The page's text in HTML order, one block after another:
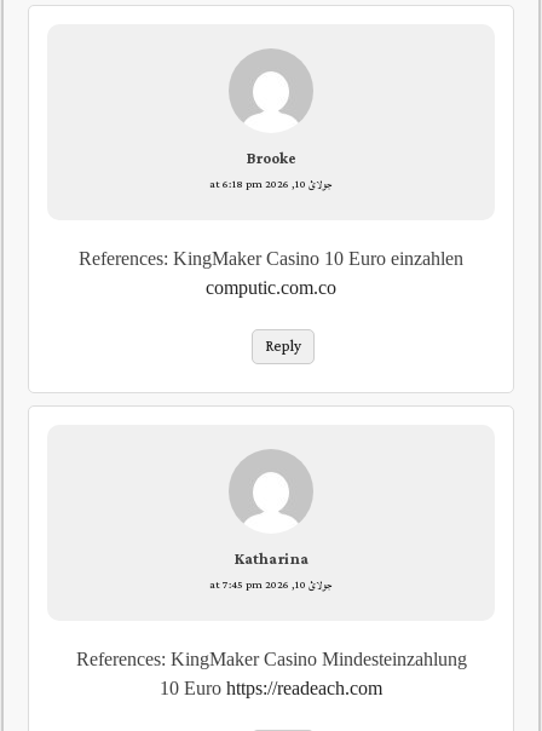
Brooke
جولائ 10, 2026 at 6:18 pm
References: KingMaker Casino 10 Euro einzahlen
computic.com.co
Reply
Katharina
جولائ 10, 2026 at 7:45 pm
References: KingMaker Casino Mindesteinzahlung
10 Euro https://readeach.com